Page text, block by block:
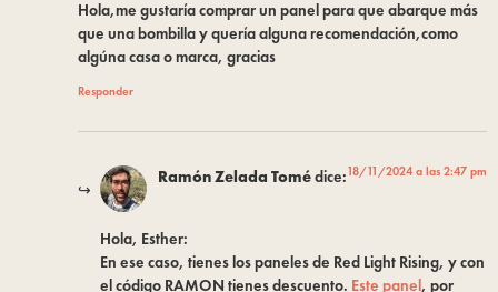
Hola,me gustaría comprar un panel para que abarque más
que una bombilla y quería alguna recomendación,como
algúna casa o marca, gracias
Responder
Ramón Zelada Tomédice:18/11/2024 a las 2:47 pm
Hola, Esther:
En ese caso, tienes los paneles de Red Light Rising, y con
el código RAMON tienes descuento. Este panel, por